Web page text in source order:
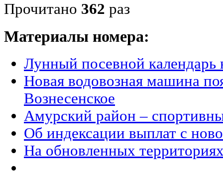
Прочитано 362 раз
Материалы номера:
Лунный посевной календарь
Новая водовозная машина
Вознесенское
Амурский район –
Об индексации выплат с
На обновленных